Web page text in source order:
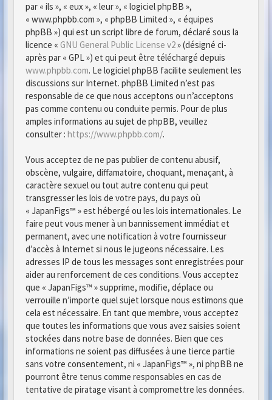
par « ils », « eux », « leur », « logiciel phpBB »,
« www.phpbb.com », « phpBB Limited », « équipes
phpBB ») qui est un script libre de forum, déclaré sous la
licence « GNU General Public License v2» (désigné ci-
après par « GPL ») et qui peut être téléchargé depuis
www.phpbb.com. Le logiciel phpBB facilite seulement les
discussions sur Internet. phpBB Limited n’est pas
responsable de ce que nous acceptons ou n’acceptons
pas comme contenu ou conduite permis. Pour de plus
amples informations au sujet de phpBB, veuillez
consulter : https://www.phpbb.com/.
Vous acceptez de ne pas publier de contenu abusif,
obscène, vulgaire, diffamatoire, choquant, menaçant, à
caractère sexuel ou tout autre contenu qui peut
transgresser les lois de votre pays, du pays où
« JapanFigs™ » est hébergé ou les lois internationales. Le
faire peut vous mener à un bannissement immédiat et
permanent, avec une notification à votre fournisseur
d’accès à Internet si nous le jugeons nécessaire. Les
adresses IP de tous les messages sont enregistrées pour
aider au renforcement de ces conditions. Vous acceptez
que « JapanFigs™ » supprime, modifie, déplace ou
verrouille n’importe quel sujet lorsque nous estimons que
cela est nécessaire. En tant que membre, vous acceptez
que toutes les informations que vous avez saisies soient
stockées dans notre base de données. Bien que ces
informations ne soient pas diffusées à une tierce partie
sans votre consentement, ni « JapanFigs™ », ni phpBB ne
pourront être tenus comme responsables en cas de
tentative de piratage visant à compromettre les données.